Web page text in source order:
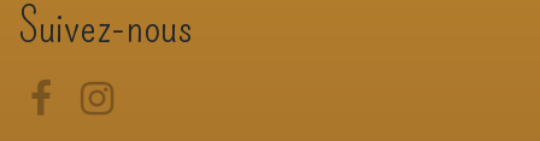
Suivez-nous
FacebookInstagram